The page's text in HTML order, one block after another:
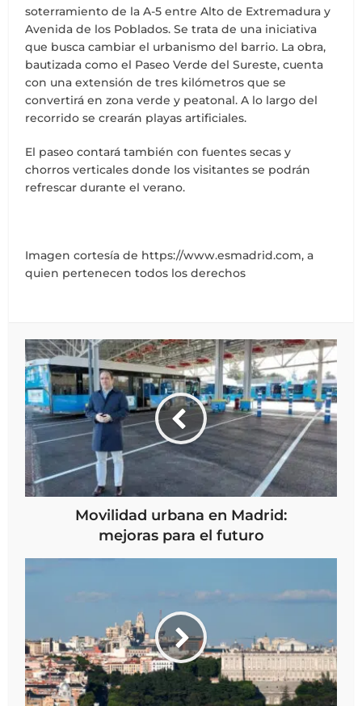
soterramiento de la A-5 entre Alto de Extremadura y
Avenida de los Poblados. Se trata de una iniciativa
que busca cambiar el urbanismo del barrio. La obra,
bautizada como el Paseo Verde del Sureste, cuenta
con una extensión de tres kilómetros que se
convertirá en zona verde y peatonal. A lo largo del
recorrido se crearán playas artificiales.
El paseo contará también con fuentes secas y
chorros verticales donde los visitantes se podrán
refrescar durante el verano.
Imagen cortesía de https://www.esmadrid.com, a
quien pertenecen todos los derechos
Movilidad urbana en Madrid:
mejoras para el futuro